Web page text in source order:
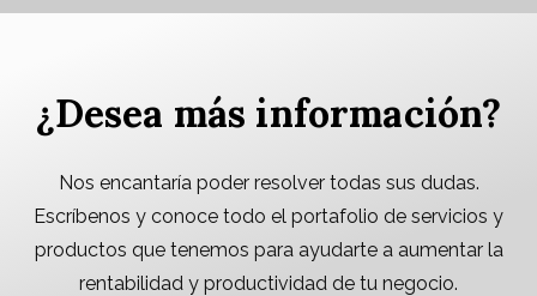
¿Desea más información?
Nos encantaría poder resolver todas sus dudas.
Escríbenos y conoce todo el portafolio de servicios y
productos que tenemos para ayudarte a aumentar la
rentabilidad y productividad de tu negocio.